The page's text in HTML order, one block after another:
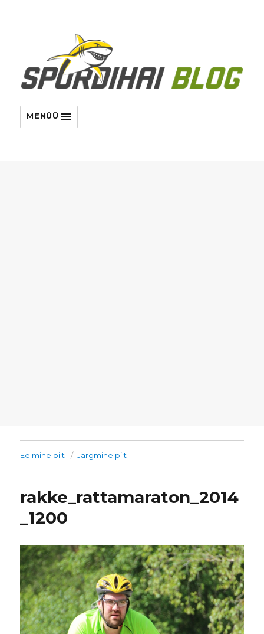
MENÜÜ
Eelmine pilt Järgmine pilt
rakke_rattamaraton_2014
_1200